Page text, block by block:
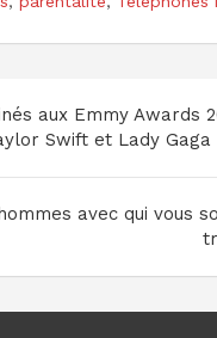
aux Emmy Awards
Swift et Lady Gaga
avec qui vous